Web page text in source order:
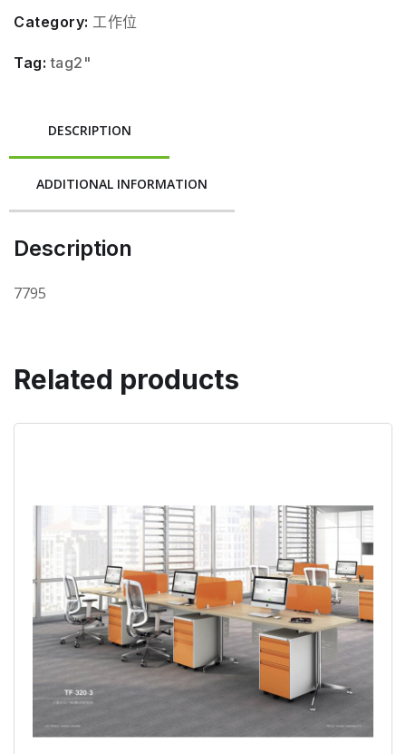
Category: 工作位
Tag:tag2"
DESCRIPTION
ADDITIONAL INFORMATION
Description
7795
Related products